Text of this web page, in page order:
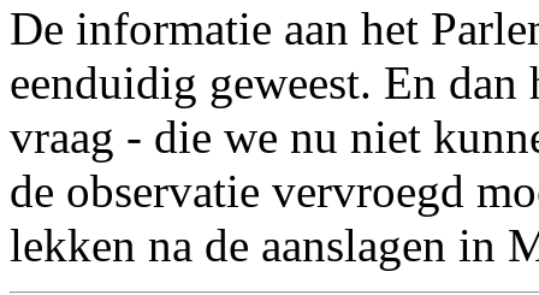
De informatie aan het
eenduidig geweest. En
vraag - die we nu niet
de observatie vervroegd
lekken na de aanslagen in